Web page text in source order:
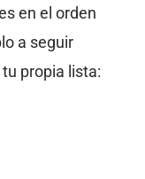
en el orden
a seguir
propia lista: